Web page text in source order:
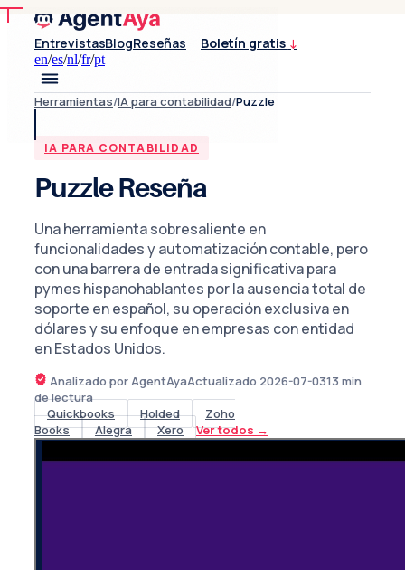
EntrevistasBlogReseñas Boletín gratis ↓
en/es/nl/fr/pt
Herramientas/IA para contabilidad/Puzzle
IA PARA CONTABILIDAD
Puzzle Reseña
Una herramienta sobresaliente en
funcionalidades y automatización contable, pero
con una barrera de entrada significativa para
pymes hispanohablantes por la ausencia total de
soporte en español, su operación exclusiva en
dólares y su enfoque en empresas con entidad
en Estados Unidos.
Analizado por AgentAyaActualizado 2026-07-0313 min
de lectura
Quickbooks
Holded
Zoho
Books
Alegra Xero Ver todos →